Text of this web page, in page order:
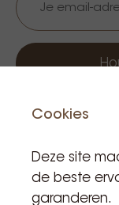
Cookies
Deze site
de beste
garanderen.